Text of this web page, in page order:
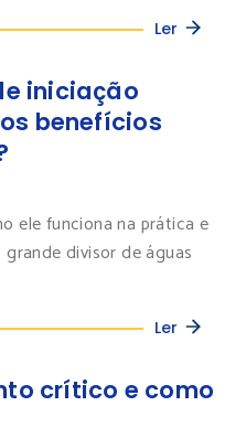
Ler
iniciação
benefícios
ele funciona na prática e
divisor de águas
Ler
crítico e como